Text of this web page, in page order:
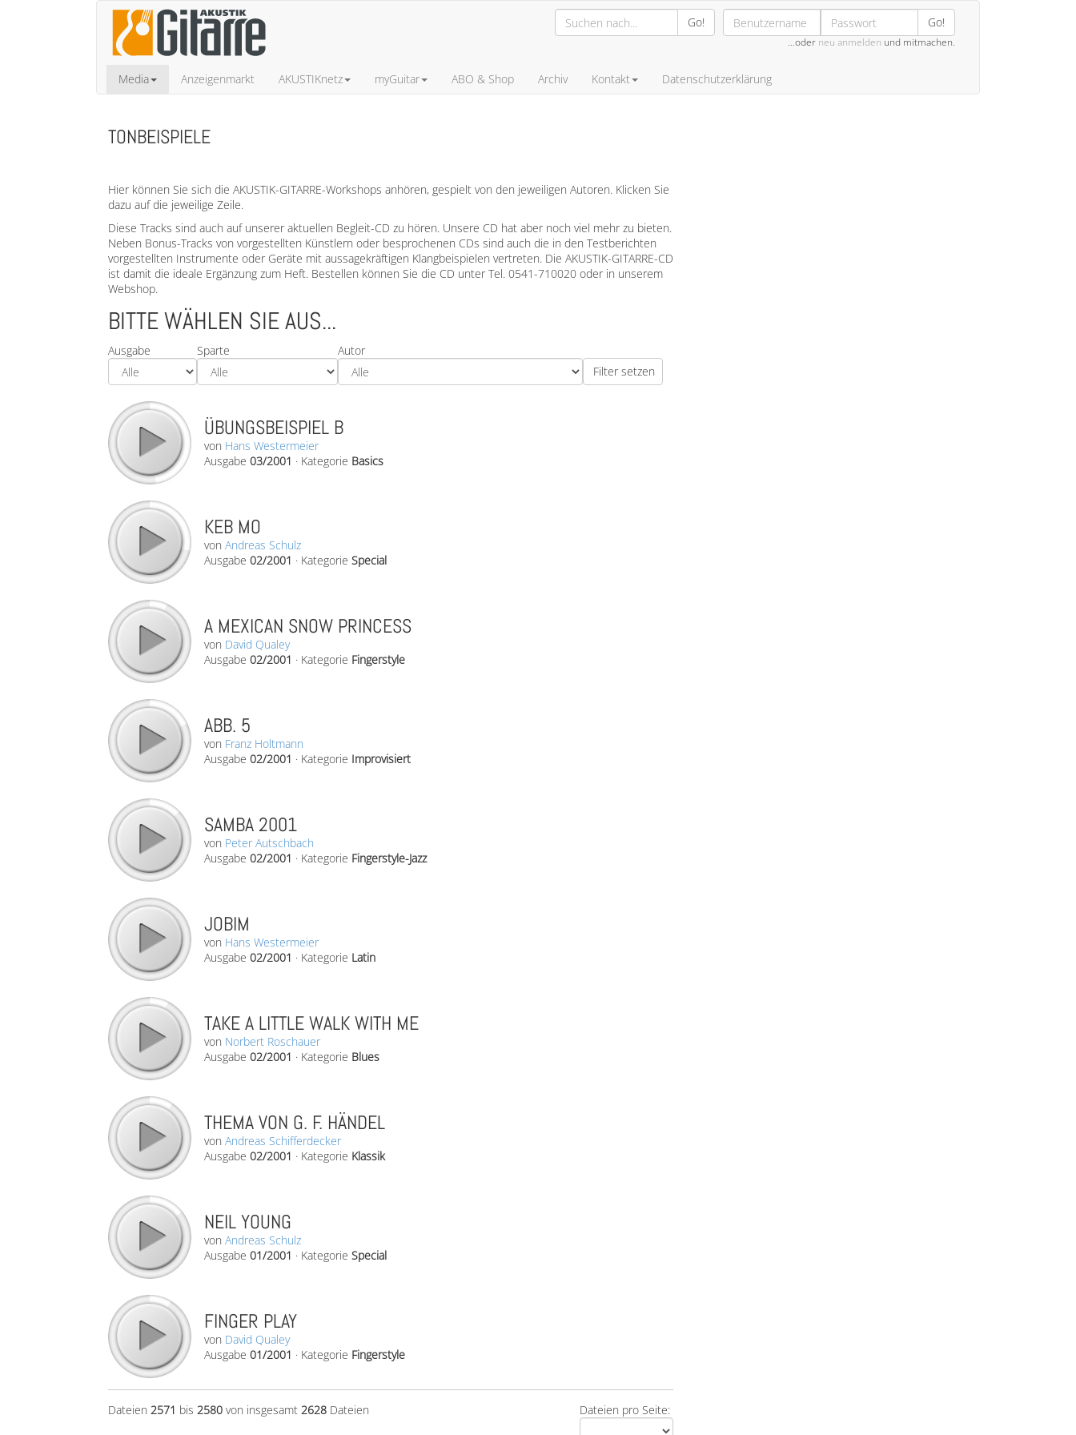
Go! Go!
…oder neu anmelden und mitmachen.
Media Anzeigenmarkt AKUSTIKnetz myGuitar ABO & Shop Archiv Kontakt Datenschutzerklärung
TONBEISPIELE
Hier können Sie sich die AKUSTIK-GITARRE-Workshops anhören, gespielt von den jeweiligen Autoren. Klicken Sie
dazu auf die jeweilige Zeile.
Diese Tracks sind auch auf unserer aktuellen Begleit-CD zu hören. Unsere CD hat aber noch viel mehr zu bieten.
Neben Bonus-Tracks von vorgestellten Künstlern oder besprochenen CDs sind auch die in den Testberichten
vorgestellten Instrumente oder Geräte mit aussagekräftigen Klangbeispielen vertreten. Die AKUSTIK-GITARRE-CD
ist damit die ideale Ergänzung zum Heft. Bestellen können Sie die CD unter Tel. 0541-710020 oder in unserem
Webshop.
BITTE WÄHLEN SIE AUS...
Ausgabe Sparte Autor
ÜBUNGSBEISPIEL B
von Hans Westermeier
Ausgabe 03/2001 · Kategorie Basics
KEB MO
von Andreas Schulz
Ausgabe 02/2001 · Kategorie Special
A MEXICAN SNOW PRINCESS
von David Qualey
Ausgabe 02/2001 · Kategorie Fingerstyle
ABB. 5
von Franz Holtmann
Ausgabe 02/2001 · Kategorie Improvisiert
SAMBA 2001
von Peter Autschbach
Ausgabe 02/2001 · Kategorie Fingerstyle-Jazz
JOBIM
von Hans Westermeier
Ausgabe 02/2001 · Kategorie Latin
TAKE A LITTLE WALK WITH ME
von Norbert Roschauer
Ausgabe 02/2001 · Kategorie Blues
THEMA VON G. F. HÄNDEL
von Andreas Schifferdecker
Ausgabe 02/2001 · Kategorie Klassik
NEIL YOUNG
von Andreas Schulz
Ausgabe 01/2001 · Kategorie Special
FINGER PLAY
von David Qualey
Ausgabe 01/2001 · Kategorie Fingerstyle
Dateien pro Seite:
Dateien 2571 bis 2580 von insgesamt 2628 Dateien